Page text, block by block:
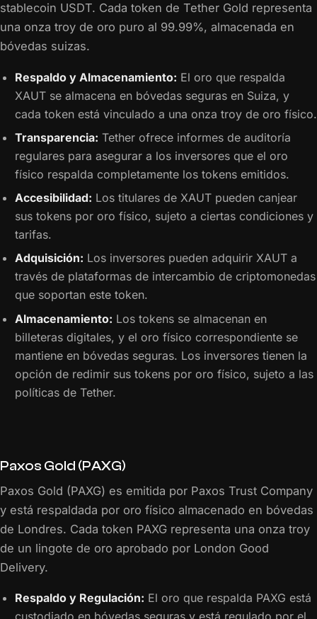
stablecoin USDT. Cada token de Tether Gold representa
una onza troy de oro puro al 99.99%, almacenada en
bóvedas suizas.
Respaldo y Almacenamiento: El oro que respalda
XAUT se almacena en bóvedas seguras en Suiza, y
cada token está vinculado a una onza troy de oro físico.
Transparencia: Tether ofrece informes de auditoría
regulares para asegurar a los inversores que el oro
físico respalda completamente los tokens emitidos.
Accesibilidad: Los titulares de XAUT pueden canjear
sus tokens por oro físico, sujeto a ciertas condiciones y
tarifas.
Adquisición: Los inversores pueden adquirir XAUT a
través de plataformas de intercambio de criptomonedas
que soportan este token.
Almacenamiento: Los tokens se almacenan en
billeteras digitales, y el oro físico correspondiente se
mantiene en bóvedas seguras. Los inversores tienen la
opción de redimir sus tokens por oro físico, sujeto a las
políticas de Tether.
Paxos Gold (PAXG)
Paxos Gold (PAXG) es emitida por Paxos Trust Company
y está respaldada por oro físico almacenado en bóvedas
de Londres. Cada token PAXG representa una onza troy
de un lingote de oro aprobado por London Good
Delivery.
Respaldo y Regulación: El oro que respalda PAXG está